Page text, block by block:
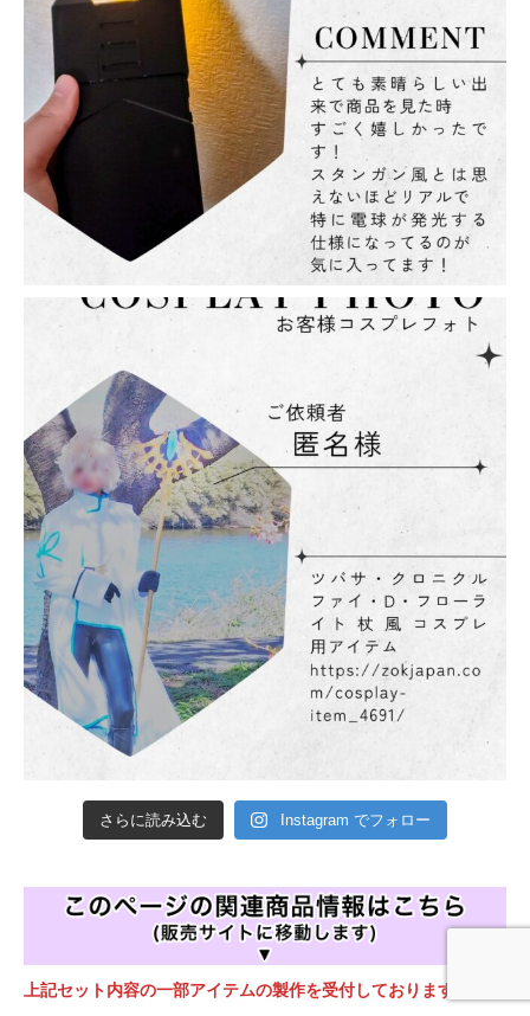
さらに読み込む Instagram でフォロー
上記セット内容の一部アイテムの製作を受付しております。